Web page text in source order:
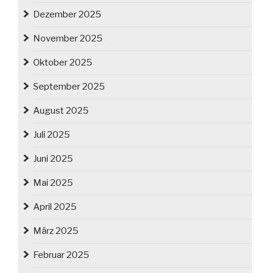
Dezember 2025
November 2025
Oktober 2025
September 2025
August 2025
Juli 2025
Juni 2025
Mai 2025
April 2025
März 2025
Februar 2025